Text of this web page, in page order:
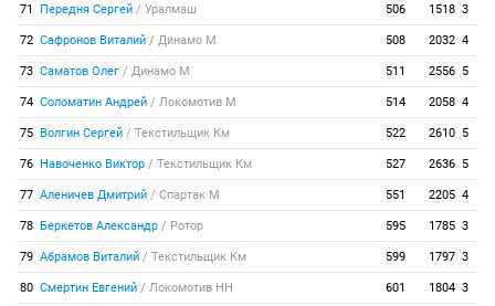
71 Передня Сергей / Уралмаш 506 1518 3
72 Сафронов Виталий / Динамо М 508 2032 4
73 Саматов Олег / Динамо М 511 2556 5
74 Соломатин Андрей / Локомотив М 514 2058 4
75 Волгин Сергей / Текстильщик Км 522 2610 5
76 Навоченко Виктор / Текстильщик Км 527 2636 5
77 Аленичев Дмитрий / Спартак М 551 2205 4
78 Беркетов Александр / Ротор 595 1785 3
79 Абрамов Виталий / Текстильщик Км 599 1797 3
80 Смертин Евгений / Локомотив НН 601 1804 3